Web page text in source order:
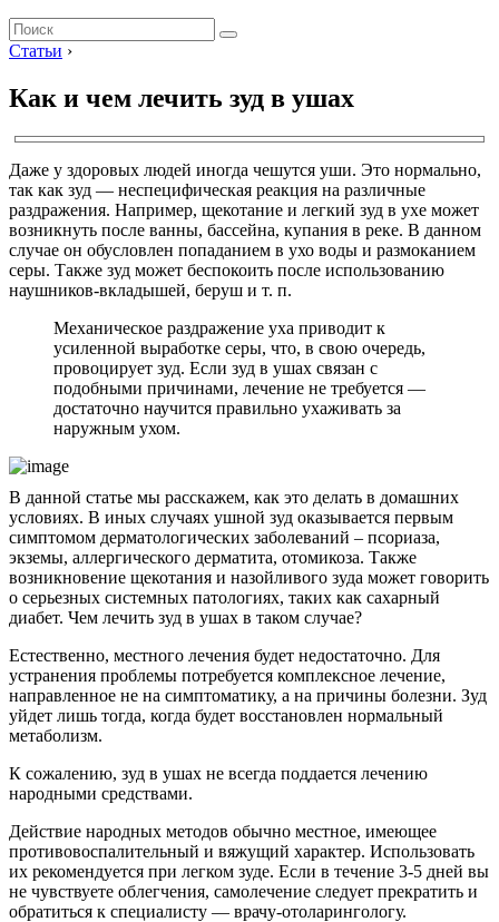
Статьи ›
Как и чем лечить зуд в ушах
Даже у здоровых людей иногда чешутся уши. Это нормально,
так как зуд — неспецифическая реакция на различные
раздражения. Например, щекотание и легкий зуд в ухе может
возникнуть после ванны, бассейна, купания в реке. В данном
случае он обусловлен попаданием в ухо воды и размоканием
серы. Также зуд может беспокоить после использованию
наушников-вкладышей, беруш и т. п.
Механическое раздражение уха приводит к
усиленной выработке серы, что, в свою очередь,
провоцирует зуд. Если зуд в ушах связан с
подобными причинами, лечение не требуется —
достаточно научится правильно ухаживать за
наружным ухом.
В данной статье мы расскажем, как это делать в домашних
условиях. В иных случаях ушной зуд оказывается первым
симптомом дерматологических заболеваний – псориаза,
экземы, аллергического дерматита, отомикоза. Также
возникновение щекотания и назойливого зуда может говорить
о серьезных системных патологиях, таких как сахарный
диабет. Чем лечить зуд в ушах в таком случае?
Естественно, местного лечения будет недостаточно. Для
устранения проблемы потребуется комплексное лечение,
направленное не на симптоматику, а на причины болезни. Зуд
уйдет лишь тогда, когда будет восстановлен нормальный
метаболизм.
К сожалению, зуд в ушах не всегда поддается лечению
народными средствами.
Действие народных методов обычно местное, имеющее
противовоспалительный и вяжущий характер. Использовать
их рекомендуется при легком зуде. Если в течение 3-5 дней вы
не чувствуете облегчения, самолечение следует прекратить и
обратиться к специалисту — врачу-отоларингологу.